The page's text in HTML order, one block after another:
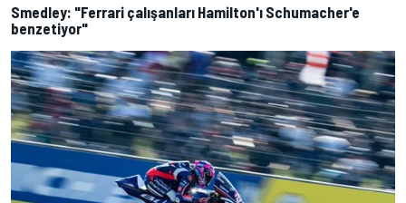
Smedley: "Ferrari çalışanları Hamilton'ı Schumacher'e
benzetiyor"